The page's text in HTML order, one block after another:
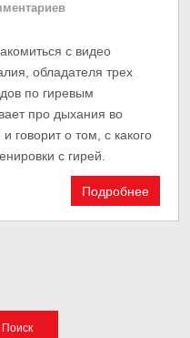
с видео
обладателя трех
по гиревым
про дыхания во
говорит о том, с какого
с гирей.
Подробнее